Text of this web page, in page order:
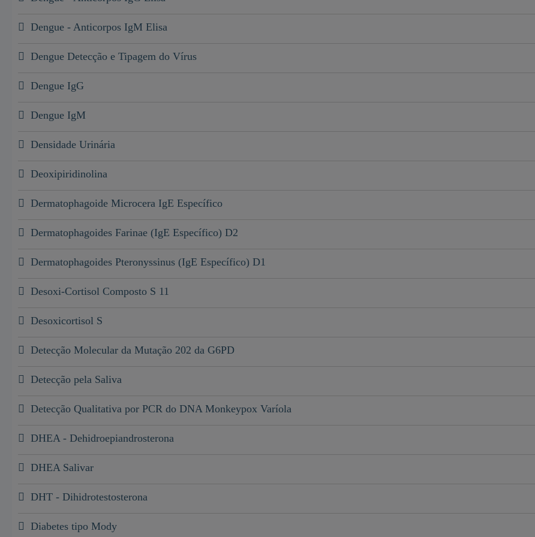
Dengue - Anticorpos IgM Elisa
Dengue Detecção e Tipagem do Vírus
Dengue IgG
Dengue IgM
Densidade Urinária
Deoxipiridinolina
Dermatophagoide Microcera IgE Específico
Dermatophagoides Farinae (IgE Específico) D2
Dermatophagoides Pteronyssinus (IgE Específico) D1
Desoxi-Cortisol Composto S 11
Desoxicortisol S
Detecção Molecular da Mutação 202 da G6PD
Detecção pela Saliva
Detecção Qualitativa por PCR do DNA Monkeypox Varíola
DHEA - Dehidroepiandrosterona
DHEA Salivar
DHT - Dihidrotestosterona
Diabetes tipo Mody